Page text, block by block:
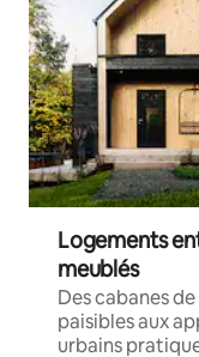
Logements
meublés
Des cabanes
paisibles aux
urbains